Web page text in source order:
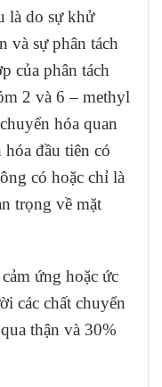
là do sự khử
và sự phân tách
của phân tách
2 và 6 – methyl
hóa quan
đầu tiên có
có hoặc chỉ là
trọng về mặt
ứng hoặc ức
các chất chuyển
thận và 30%